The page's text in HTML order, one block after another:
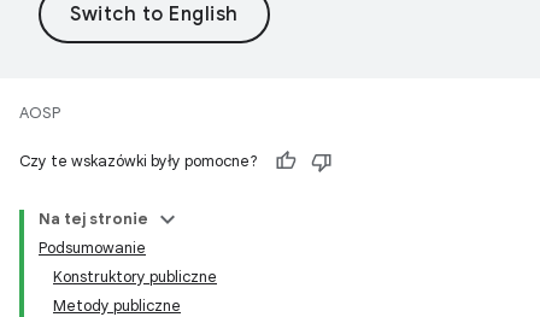
AOSP
Czy te wskazówki były pomocne?
Na tej stronie
Podsumowanie
Konstruktory publiczne
Metody publiczne